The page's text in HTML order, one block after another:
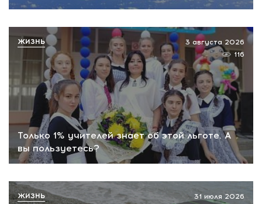
Только 1% учителей знает об этой льготе. А
вы пользуетесь?
3 августа 2026
116
ЖИЗНЬ
31 июля 2026
ЖИЗНЬ